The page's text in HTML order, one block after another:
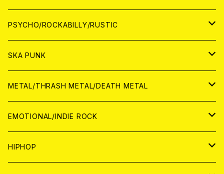
CD
アナログ
CD
JAPAN
CD
ANALOG
WORLD
CD
ANALOG
PSYCHO/ROCKABILLY/RUSTIC
JAPAN
CD
ANALOG
WORLD
CD
ANALOG
SKA PUNK
JAPAN
CD
ANALOG
WORLD
CD
METAL/THRASH METAL/DEATH METAL
JAPAN
CD
WORLD
EMOTIONAL/INDIE ROCK
JAPAN
HIPHOP